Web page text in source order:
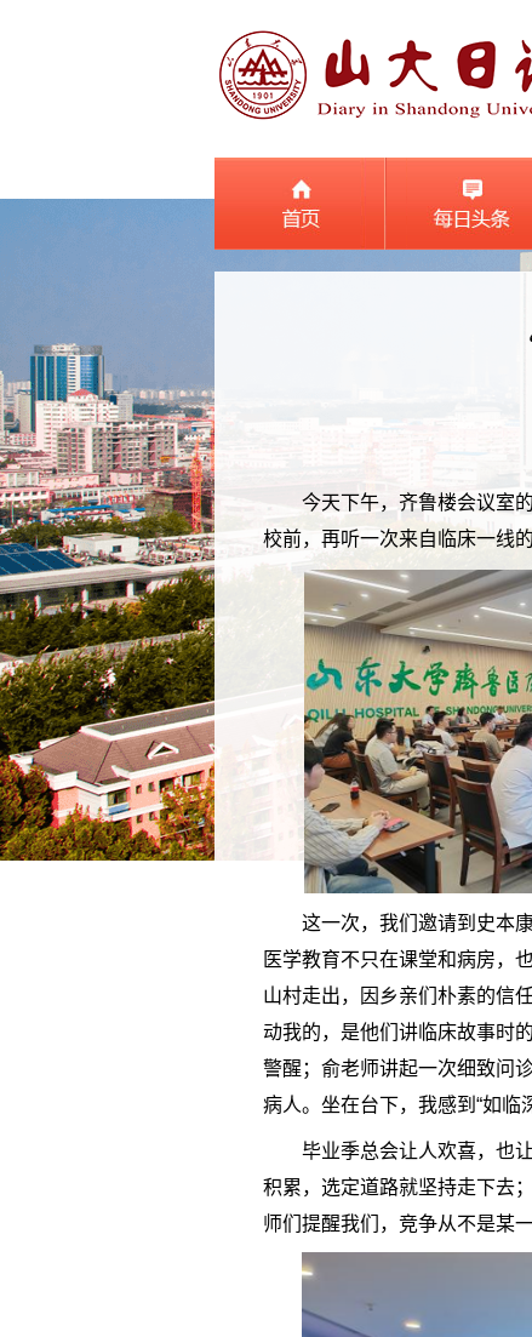
今天下午，齐鲁楼会议室
校前，再听一次来自临床一线
这一次，我们邀请到史本
医学教育不只在课堂和病房，
山村走出，因乡亲们朴素的信
动我的，是他们讲临床故事时
警醒；俞老师讲起一次细致问
病人。坐在台下，我感到“如临
毕业季总会让人欢喜，也
积累，选定道路就坚持走下去
师们提醒我们，竞争从不是某